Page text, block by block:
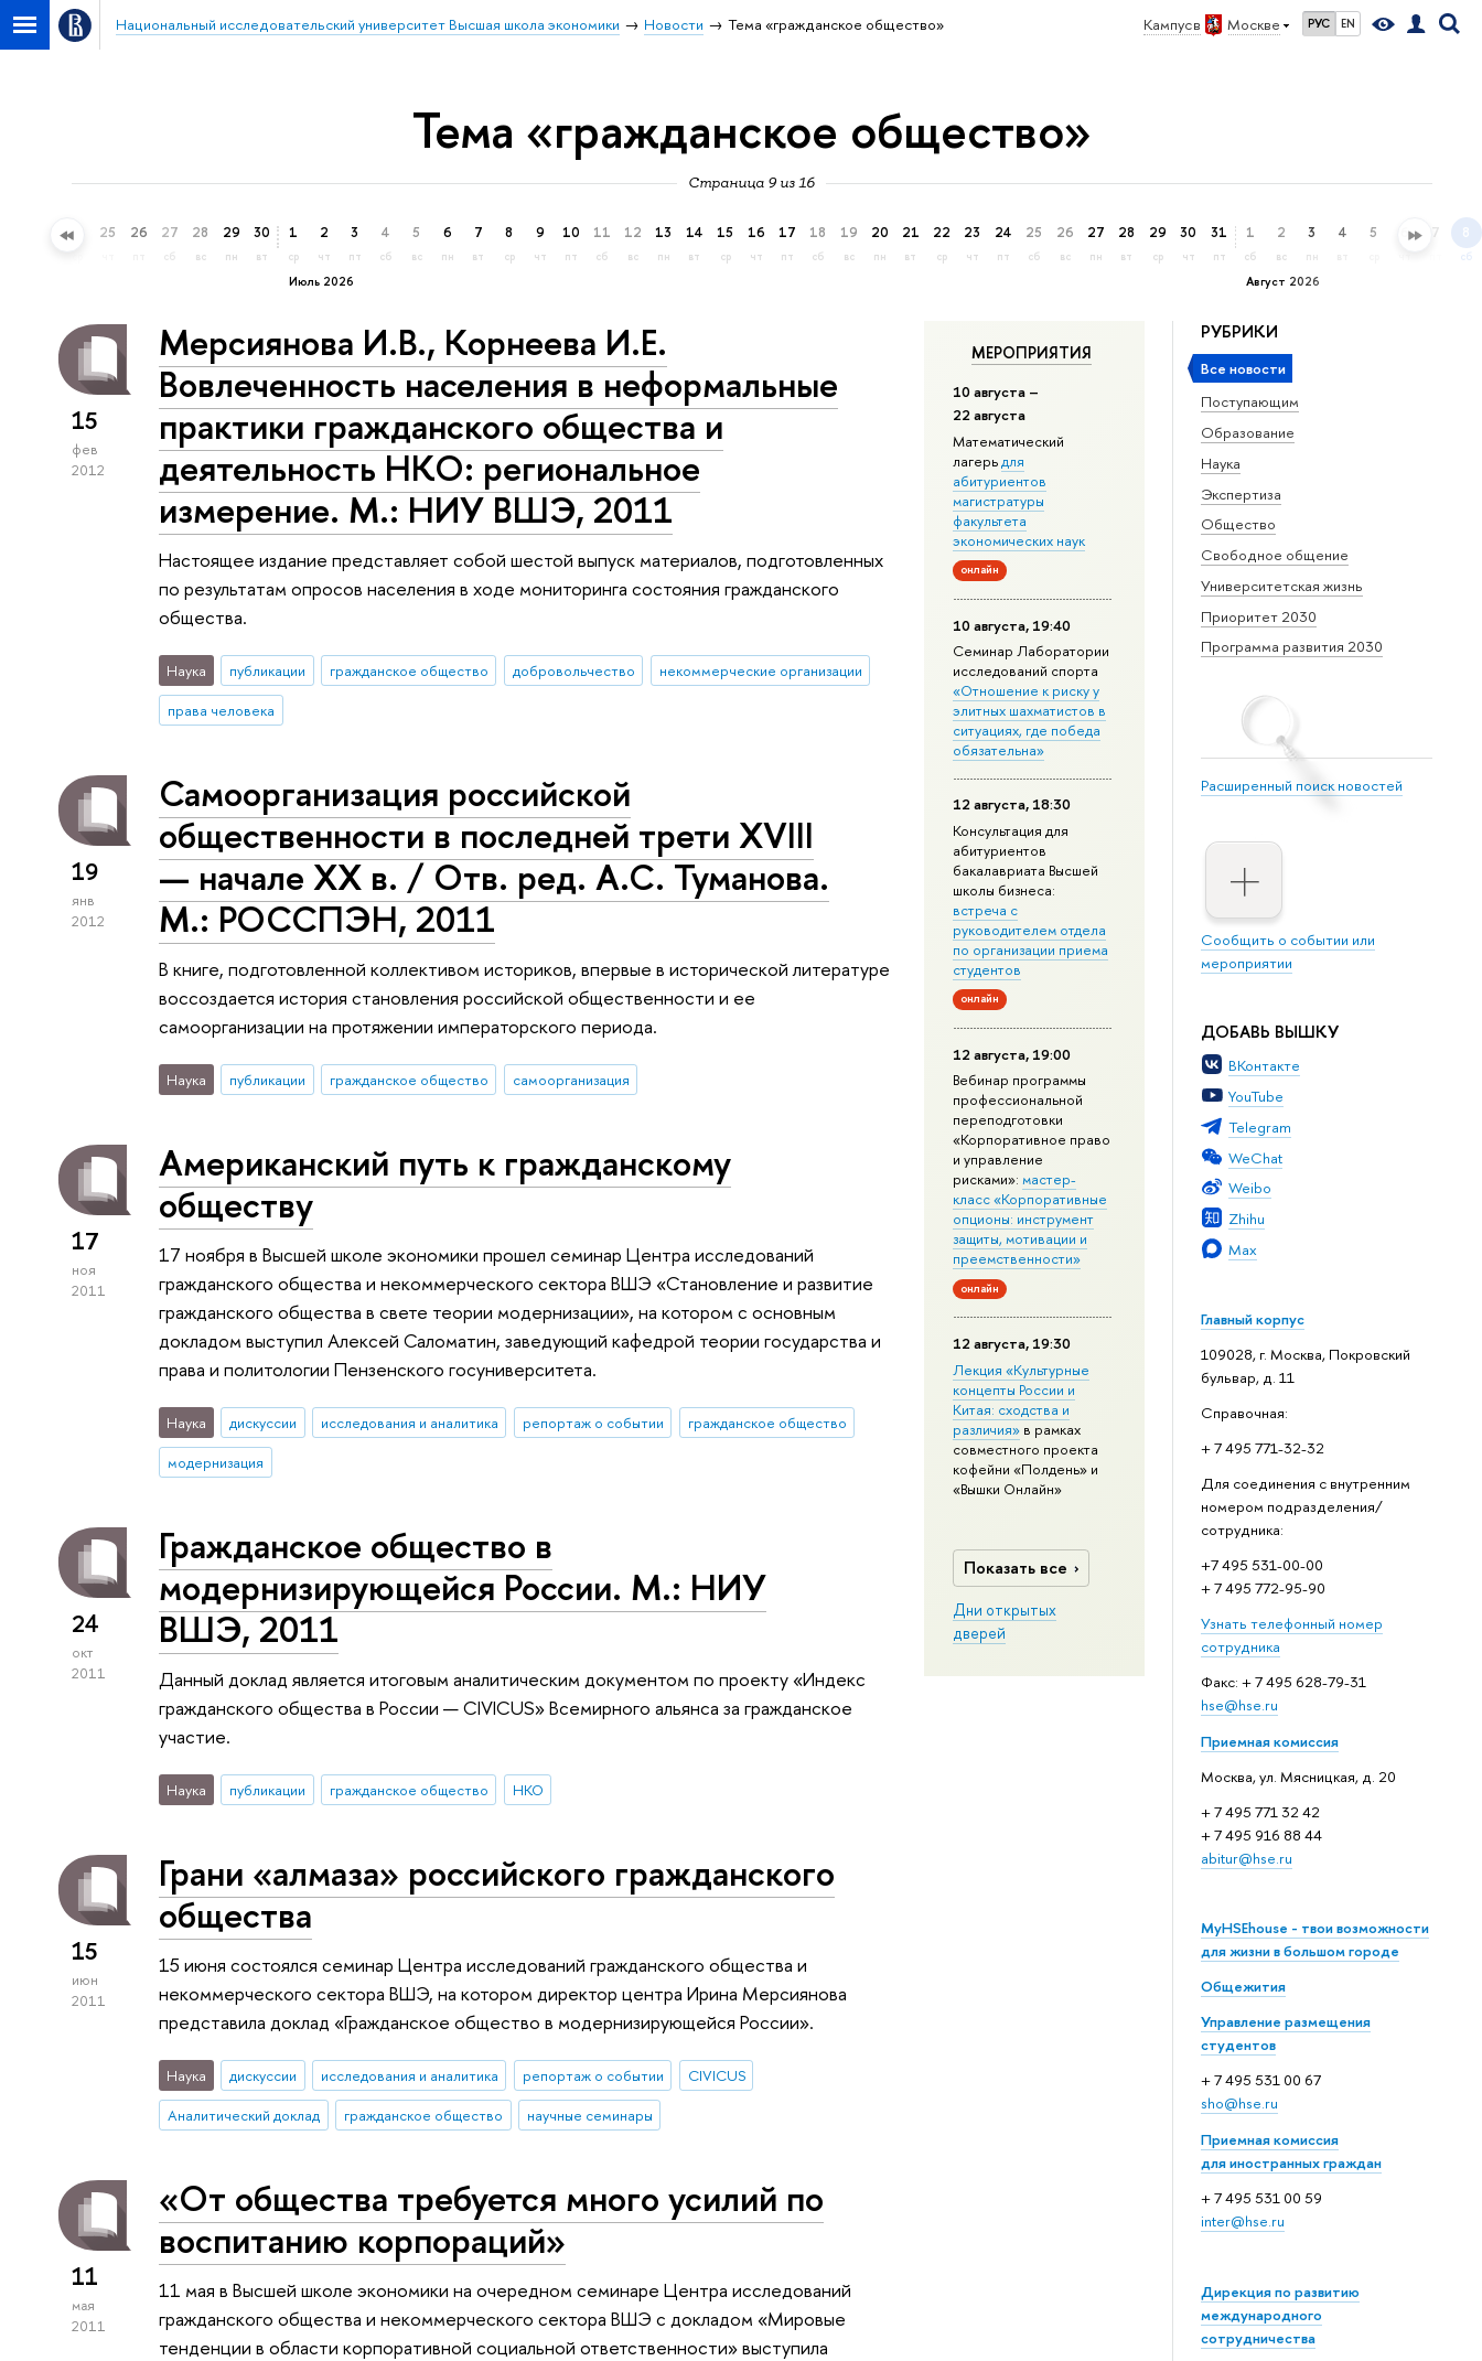
Кампус в Москве РУС EN
Национальный исследовательский университет Высшая школа экономики Новости Тема «гражданское общество»
Тема «гражданское общество»
Страница 9 из 16
24 25 26 27
сб
28
вс
29
пн
30
вт
Июль 2026
1
ср
2
чт
3
пт
4
сб
5
вс
6
пн
7
вт
8
ср
9
чт
10
пт
11
сб
12
вс
13
пн
14
вт
15
ср
16
чт
17
пт
18
сб
19
вс
20
пн
21
вт
22
ср
23
чт
24
пт
25
сб
26
вс
27
пн
28
вт
29
ср
30
чт
31
пт
Август 2026
1
сб
2
вс
3
пн
4 5 6 7 8
сб
РУБРИКИ
Все новости
Поступающим
Образование
Наука
Экспертиза
Общество
Свободное общение
Университетская жизнь
Приоритет 2030
Программа развития 2030
Расширенный поиск новостей
Сообщить о событии или
мероприятии
ДОБАВЬ ВЫШКУ
ВКонтакте
YouTube
Telegram
WeChat
Weibo
Zhihu
Max
Главный корпус
109028, г. Москва, Покровский
бульвар, д. 11
Справочная:
+ 7 495 771-32-32
Для соединения с внутренним
номером подразделения/
сотрудника:
+7 495 531-00-00
+ 7 495 772-95-90
Узнать телефонный номер
сотрудника
Факс: + 7 495 628-79-31
hse@hse.ru
Приемная комиссия
Москва, ул. Мясницкая, д. 20
+ 7 495 771 32 42
+ 7 495 916 88 44
abitur@hse.ru
MyHSEhouse - твои возможности
для жизни в большом городе
Общежития
Управление размещения
студентов
+ 7 495 531 00 67
sho@hse.ru
Приемная комиссия
для иностранных граждан
+ 7 495 531 00 59
inter@hse.ru
Дирекция по развитию
международного
сотрудничества
МЕРОПРИЯТИЯ
10 августа –
22 августа
Математический
лагерьдля
абитуриентов
магистратуры
факультета
экономических наук
онлайн
10 августа, 19:40
Семинар Лаборатории
исследований спорта
«Отношение к риску у
элитных шахматистов в
ситуациях, где победа
обязательна»
12 августа, 18:30
Консультация для
абитуриентов
бакалавриата Высшей
школы бизнеса:
встреча с
руководителем отдела
по организации приема
студентов
онлайн
12 августа, 19:00
Вебинар программы
профессиональной
переподготовки
«Корпоративное право
и управление
рисками»: мастер-
класс «Корпоративные
опционы: инструмент
защиты, мотивации и
преемственности»
онлайн
12 августа, 19:30
Лекция «Культурные
концепты России и
Китая: сходства и
различия»в рамках
совместного проекта
кофейни «Полдень» и
«Вышки Онлайн»
Показать все
Дни открытых
дверей
15
фев
2012
Мерсиянова И.В., Корнеева И.Е.
Вовлеченность населения в неформальные
практики гражданского общества и
деятельность НКО: региональное
измерение. М.: НИУ ВШЭ, 2011
Настоящее издание представляет собой шестой выпуск материалов, подготовленных
по результатам опросов населения в ходе мониторинга состояния гражданского
общества.
Наука публикации гражданское общество добровольчество
некоммерческие организации
права человека
19
янв
2012
Самоорганизация российской
общественности в последней трети XVIII
— начале XX в. / Отв. ред. А.С. Туманова.
М.: РОССПЭН, 2011
В книге, подготовленной коллективом историков, впервые в исторической литературе
воссоздается история становления российской общественности и ее
самоорганизации на протяжении императорского периода.
Наука публикации гражданское общество самоорганизация
17
ноя
2011
Американский путь к гражданскому
обществу
17 ноября в Высшей школе экономики прошел семинар Центра исследований
гражданского общества и некоммерческого сектора ВШЭ «Становление и развитие
гражданского общества в свете теории модернизации», на котором с основным
докладом выступил Алексей Саломатин, заведующий кафедрой теории государства и
права и политологии Пензенского госуниверситета.
Наука дискуссии исследования и аналитика репортаж о событии
гражданское общество
модернизация
24
окт
2011
Гражданское общество в
модернизирующейся России. М.: НИУ
ВШЭ, 2011
Данный доклад является итоговым аналитическим документом по проекту «Индекс
гражданского общества в России — CIVICUS» Всемирного альянса за гражданское
участие.
Наука публикации гражданское общество НКО
15
июн
2011
Грани «алмаза» российского гражданского
общества
15 июня состоялся семинар Центра исследований гражданского общества и
некоммерческого сектора ВШЭ, на котором директор центра Ирина Мерсиянова
представила доклад «Гражданское общество в модернизирующейся России».
Наука дискуссии исследования и аналитика репортаж о событии
CIVICUS
Аналитический доклад
гражданское общество научные семинары
11
мая
2011
«От общества требуется много усилий по
воспитанию корпораций»
11 мая в Высшей школе экономики на очередном семинаре Центра исследований
гражданского общества и некоммерческого сектора ВШЭ с докладом «Мировые
тенденции в области корпоративной социальной ответственности» выступила